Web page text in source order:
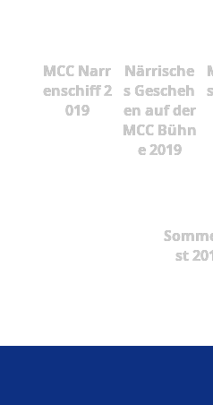
MCC Narr
enschiff 2
019
Närrische
s Gescheh
en auf der
MCC Bühn
e 2019
st